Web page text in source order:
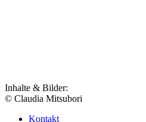
Inhalte & Bilder:
© Claudia Mitsubori
Kontakt